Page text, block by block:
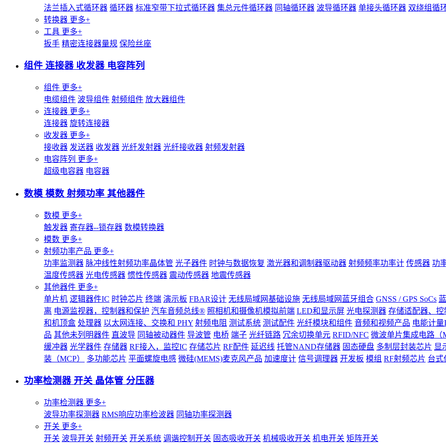
法兰插入式循环器 循环器 标准窄带下拉式循环器 集总元件循环器 同轴循环器 波导循环器 单接头循环器 双绕组循
转换器 更多+
工具 更多+
扳手 精密连接器量规 保险丝座
组件 连接器 收发器 电容阵列
组件 更多+
电缆组件 波导组件 射频组件 放大器组件
连接器 更多+
连接器 旋转连接器
收发器 更多+
接收器 发送器 收发器 光纤发射器 光纤接收器 射频发射器
电容阵列 更多+
超级电容器 电容器
数模 模数 射频功率 其他器件
数模 更多+
触发器 寄存器--锁存器 数模转换器
模数 更多+
射频功率产品 更多+
功率监测器 脉冲线性射频功率晶体管 光子器件 时钟与数据恢复 激光器和调制器驱动器 射频频率功率计 传感器 功
温度传感器 光电传感器 惯性传感器 震动传感器 地震传感器
其他器件 更多+
单片机 逻辑器件IC 时钟芯片 终端 演示板 FBAR设计 无线局域网基础设施 无线局域网蓝牙组合 GNSS / GPS SoCs
离 电源监视器，控制器和保护 汽车音频总线® 照相机和摄像机模拟前端 LED和显示屏 光电探测器 存储适配器、控
和机顶盒 处理器 以太网连接、交换和 PHY 射频电阻 测试系统 测试配件 光纤模块和组件 音频和视频产品 电能计量
品 其他未列明器件 直波导 同轴被动器件 导波管 电桥 端子 光纤链路 冗余切换单元 RFID/NFC 微波单片集成电路（
缓冲器 光学器件 存储器 RF接入，监控IC 存储芯片 RF配件 延迟线 托管NAND存储器 固态硬盘 多制层封装芯片 显
装（MCP）
多功能芯片 平面螺旋电感 微硅(MEMS)麦克风产品 加速度计 信号调理器 开发板 模组 RF射频芯片 台式
功率检测器 开关 晶体管 分压器
功率检测器 更多+
波导功率探测器 RMS响应功率检波器 同轴功率探测器
开关 更多+
开关 波导开关 射频开关 开关系统 调谐控制开关 固态吸收开关 机械吸收开关 机电开关 矩阵开关